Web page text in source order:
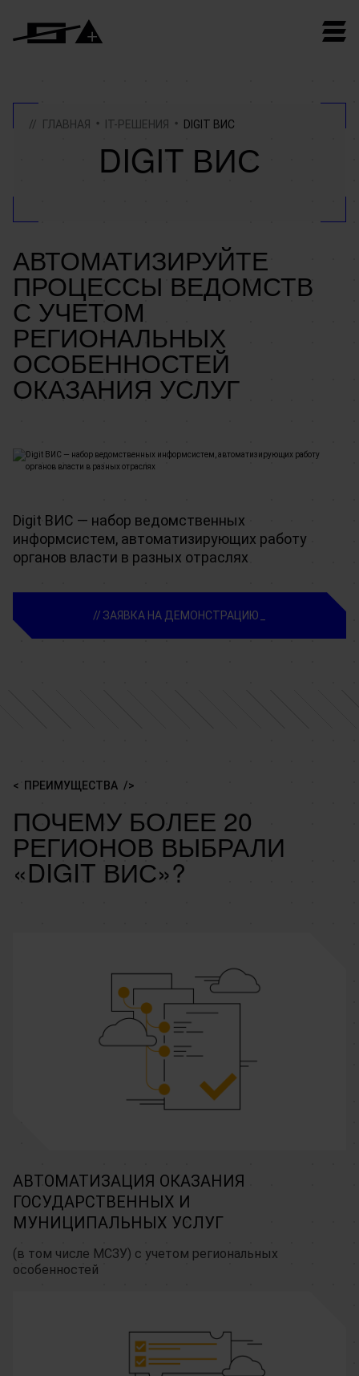
ГЛАВНАЯ IT-РЕШЕНИЯ DIGIT ВИС
DIGIT ВИС
АВТОМАТИЗИРУЙТЕ
ПРОЦЕССЫ ВЕДОМСТВ
С УЧЕТОМ
РЕГИОНАЛЬНЫХ
ОСОБЕННОСТЕЙ
ОКАЗАНИЯ УСЛУГ
Digit ВИС — набор ведомственных
информсистем, автоматизирующих работу
органов власти в разных отраслях
ЗАЯВКА НА ДЕМОНСТРАЦИЮ
ПРЕИМУЩЕСТВА
ПОЧЕМУ БОЛЕЕ 20
РЕГИОНОВ ВЫБРАЛИ
«DIGIT ВИС»?
АВТОМАТИЗАЦИЯ ОКАЗАНИЯ
ГОСУДАРСТВЕННЫХ И
МУНИЦИПАЛЬНЫХ УСЛУГ
(в том числе МСЗУ) с учетом региональных
особенностей